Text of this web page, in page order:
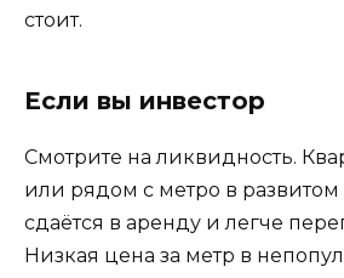
стоит.
Если вы инвестор
Смотрите на ликвидность.
или рядом с метро в
сдаётся в аренду и легче
Низкая цена за метр в